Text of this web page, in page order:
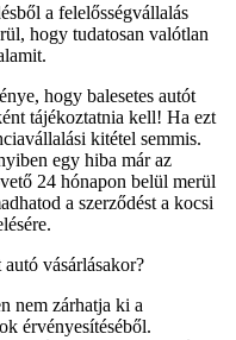
a felelősségvállalás
hogy tudatosan valótlan
hogy balesetes autót
tájékoztatnia kell! Ha ezt
kitétel semmis.
egy hiba már az
24 hónapon belül merül
a szerződést a kocsi
vásárlásakor?
nem zárhatja ki a
érvényesítéséből.